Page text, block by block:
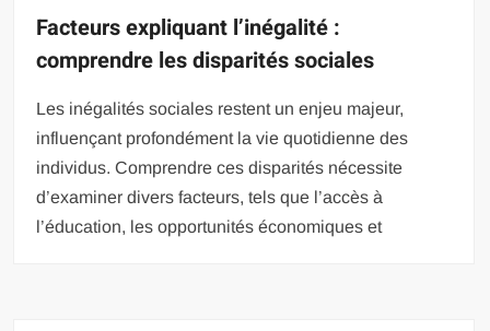
Facteurs expliquant l’inégalité :
comprendre les disparités sociales
Les inégalités sociales restent un enjeu majeur,
influençant profondément la vie quotidienne des
individus. Comprendre ces disparités nécessite
d’examiner divers facteurs, tels que l’accès à
l’éducation, les opportunités économiques et